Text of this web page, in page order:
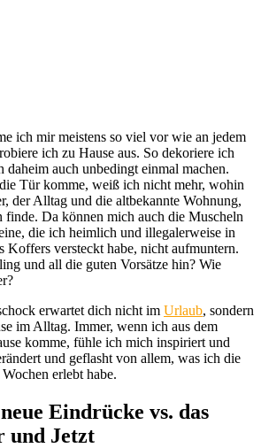
ich mir meistens so viel vor wie an jedem
ich zu Hause aus. So dekoriere ich
daheim auch unbedingt einmal machen.
Tür komme, weiß ich nicht mehr, wohin
der Alltag und die altbekannte Wohnung,
finde. Da können mich auch die Muscheln
die ich heimlich und illegalerweise in
Koffers versteckt habe, nicht aufmuntern.
und all die guten Vorsätze hin? Wie
erwartet dich nicht im Urlaub, sondern
im Alltag. Immer, wenn ich aus dem
komme, fühle ich mich inspiriert und
und geflasht von allem, was ich die
erlebt habe.
Eindrücke vs. das
und Jetzt